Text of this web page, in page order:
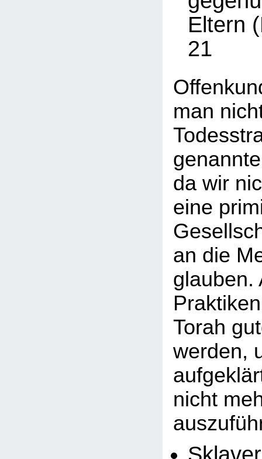
Eltern
21
man
da wir
eine
an die
glauben.
Torah
werden,
nicht